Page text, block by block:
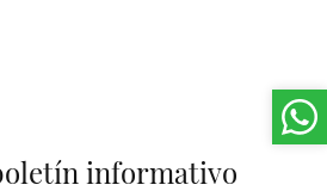
informativo